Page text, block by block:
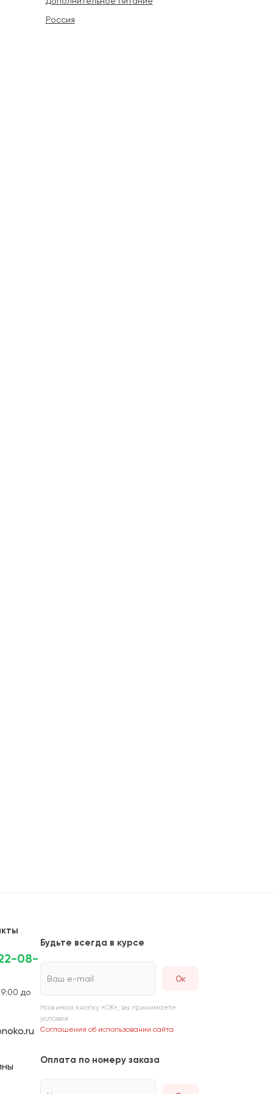
Россия
08-
до
Будьте всегда в курсе
Ваш e-mail
Нажимая кнопку «ОК», вы принимаете
условия
Соглашения об использовании сайта
Оплата по номеру заказа